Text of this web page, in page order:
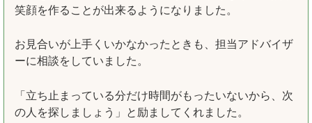
笑顔を作ることが出来るようになりました。
お見合いが上手くいかなかったときも、担当アドバイザ
ーに相談をしていました。
「立ち止まっている分だけ時間がもったいないから、次
の人を探しましょう」と励ましてくれました。